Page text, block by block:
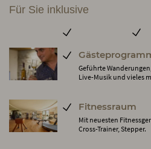
Für Sie inklusive
Geführte
Live-Musik und vieles
Fitnessraum
Mit neuesten
Cross-Trainer, Stepper.